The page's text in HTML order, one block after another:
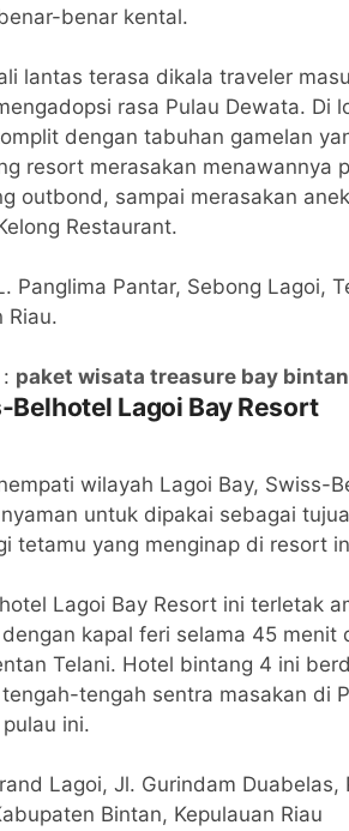
benar kental.
lantas terasa dikala traveler
rasa Pulau Dewata. Di
dengan tabuhan gamelan
resort merasakan menawannya
outbond, sampai merasakan
Restaurant.
Panglima Pantar, Sebong Lagoi,
Riau.
paket wisata treasure bay bintan
Belhotel Lagoi Bay Resort
wilayah Lagoi Bay, Swiss-
untuk dipakai sebagai
tetamu yang menginap di resort
Lagoi Bay Resort ini terletak
kapal feri selama 45 menit
Telani. Hotel bintang 4 ini
tengah sentra masakan di
ini.
Lagoi, Jl. Gurindam
Bintan, Kepulauan Riau